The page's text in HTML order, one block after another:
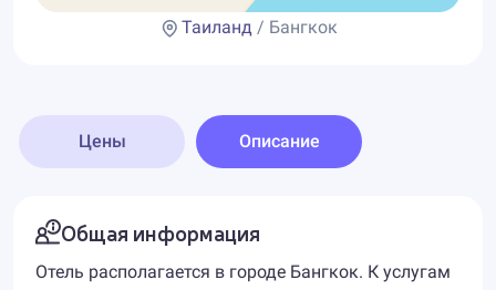
Таиланд / Бангкок
Цены Описание
Общая информация
Отель располагается в городе Бангкок. К услугам